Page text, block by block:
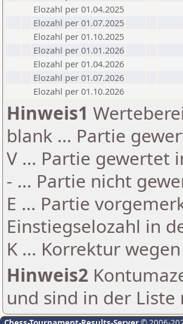
Elozahl per 01.04.2025
Elozahl per 01.07.2025
Elozahl per 01.10.2025
Elozahl per 01.01.2026
Elozahl per 01.04.2026
Elozahl per 01.07.2026
Elozahl per 01.10.2026
Hinweis1
blank ... Partie
V ... Partie gewertet
- ... Partie nicht
E ... Partie
Einstiegselozahl in
K ... Korrektur
Hinweis2
und sind in der